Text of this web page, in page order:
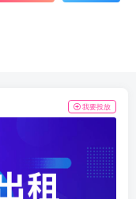
我要投放